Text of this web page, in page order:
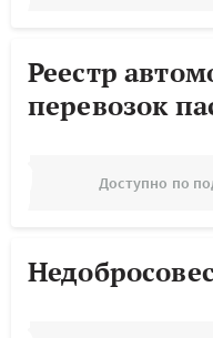
Реестр
перевозок
Доступно по